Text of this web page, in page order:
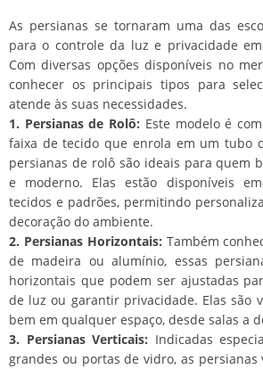
As persianas se tornaram uma das
para o controle da luz e privacidade
Com diversas opções disponíveis no
conhecer os principais tipos para
atende às suas necessidades.
1. Persianas de Rolô: Este modelo é
faixa de tecido que enrola em um tubo
persianas de rolô são ideais para quem
e moderno. Elas estão disponíveis
tecidos e padrões, permitindo
decoração do ambiente.
2. Persianas Horizontais: Também
de madeira ou alumínio, essas
horizontais que podem ser ajustadas
de luz ou garantir privacidade. Elas são
bem em qualquer espaço, desde salas a
3. Persianas Verticais: Indicadas
grandes ou portas de vidro, as